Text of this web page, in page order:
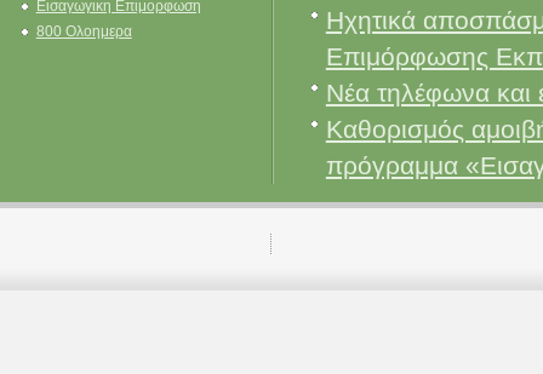
Εισαγωγικη Επιμορφωση
800 Ολοημερα
Ηχητικά
Επιμόρφωσης
Νέα τηλέφωνα και
Καθορισμός
πρόγραμμα